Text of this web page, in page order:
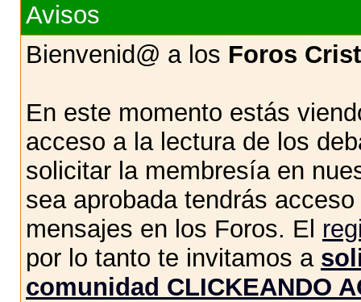
Avisos
Bienvenid@ a los Foros
En este momento estás
acceso a la lectura de los
solicitar la membresía en
sea aprobada tendrás
mensajes en los Foros. El
por lo tanto te invitamos a
comunidad CLICKEANDO